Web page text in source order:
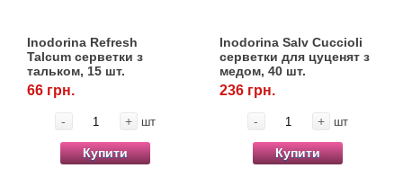
Inodorina Refresh
Talcum серветки з
тальком, 15 шт.
66 грн.
- + шт
Купити
Inodorina Salv Cuccioli
серветки для цуценят з
медом, 40 шт.
236 грн.
- + шт
Купити
Товари для гризунів
Товари для коней
Товари для людей